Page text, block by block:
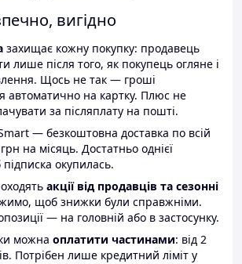
вигідно
захищає кожну покупку: продавець
лише після того, як покупець огляне і
Щось не так — гроші
автоматично на картку. Плюс не
за післяплату на пошті.
— безкоштовна доставка по всій
на місяць. Достатньо однієї
окупилась.
акції від продавців та сезонні
щоб знижки були справжніми.
— на головній або в застосунку.
можна оплатити частинами: від 2
Потрібен лише кредитний ліміт у